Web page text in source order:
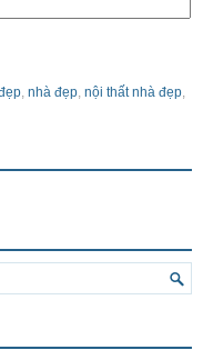
, nhà đẹp, nội thất nhà đẹp,